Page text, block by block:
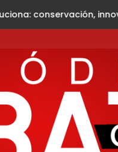
naturaleza